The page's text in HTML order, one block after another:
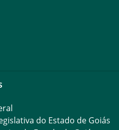
do Estado de Goiás